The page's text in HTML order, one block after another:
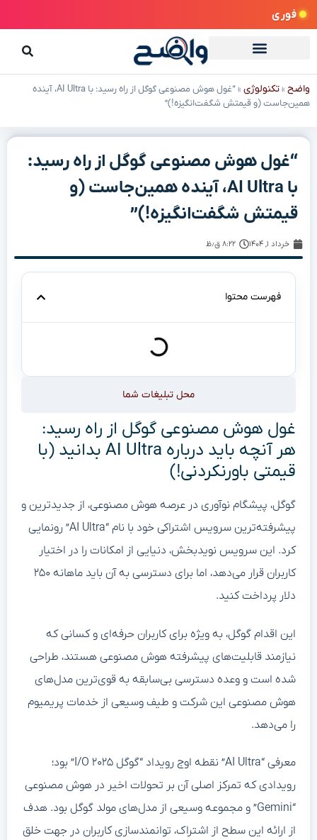
فوری
واضح »تکنولوژی »
“غول هوش مصنوعی گوگل از راه رسید: با AI Ultra، آینده
همین‌جاست (و قیمتش شگفت‌انگیزه!)”
“غول هوش مصنوعی گوگل از راه رسید:
با AI Ultra، آینده همین‌جاست (و
قیمتش شگفت‌انگیزه!)”
خرداد ۱, ۱۴۰۴ ۸:۲۲ ق٫ظ
فهرست محتوا
محل تبلیغات شما
غول هوش مصنوعی گوگل از راه رسید:
هر آنچه باید درباره AI Ultra بدانید (با
قیمتی باورنکردنی!)
گوگل، پیشگام نوآوری در عرصه هوش مصنوعی، از جدیدترین و
پیشرفته‌ترین سرویس اشتراکی خود با نام “AI Ultra” رونمایی
کرد. این سرویس نویدبخش، دنیایی از امکانات را در اختیار
کاربران قرار می‌دهد، اما برای دسترسی به آن باید ماهانه ۲۵۰
دلار پرداخت کنید.
این اقدام گوگل، به ویژه برای کاربران حرفه‌ای و کسانی که
نیازمند قابلیت‌های پیشرفته هوش مصنوعی هستند، طراحی
شده است و وعده دسترسی بی‌سابقه به قوی‌ترین مدل‌های
هوش مصنوعی این شرکت و طیف وسیعی از خدمات پریمیوم
را می‌دهد.
معرفی “AI Ultra” نقطه اوج رویداد “گوگل I/O ۲۰۲۵” بود؛
رویدادی که تمرکز اصلی آن بر تحولات اخیر در هوش مصنوعی
“Gemini” و مجموعه وسیعی از مدل‌های مولد گوگل بود. هدف
از ارائه این سطح از اشتراک، توانمندسازی کاربران در جهت خلق